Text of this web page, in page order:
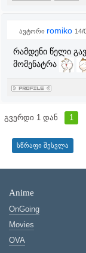
ავტორი romiko 14/
რამდენი წელი
მომენატრა
გვერდი 1 დან 1
Anime
OnGoing
Movies
OVA